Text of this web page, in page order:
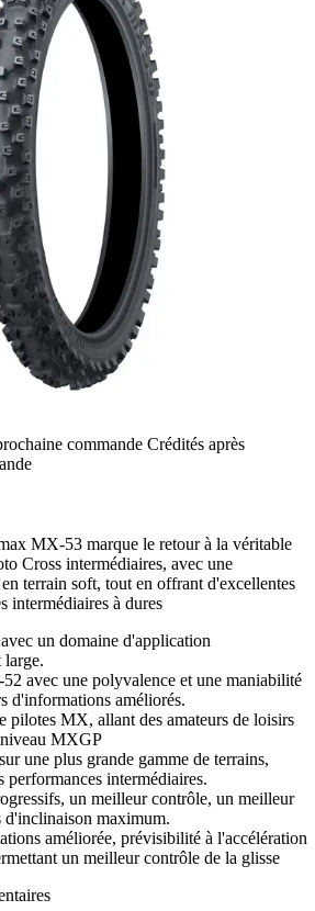
commande Crédités après
MX-53 marque le retour à la véritable
Cross intermédiaires, avec une
terrain soft, tout en offrant d'excellentes
intermédiaires à dures
un domaine d'application
large.
avec une polyvalence et une maniabilité
d'informations améliorés.
pilotes MX, allant des amateurs de loisirs
MXGP
une plus grande gamme de terrains,
performances intermédiaires.
un meilleur contrôle, un meilleur
d'inclinaison maximum.
améliorée, prévisibilité à l'accélération
un meilleur contrôle de la glisse